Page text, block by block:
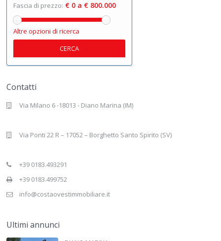
Fascia di prezzo: € 0 a € 800.000
Altre opzioni di ricerca
CERCA
Contatti
Via Milano 6 -18013 - Diano Marina (IM)
Via Ponti 22 R – 17052 – Borghetto Santo Spirito (SV)
+39 0183.493291
+39 0183.499752
info@costaovestimmobiliare.it
Ultimi annunci